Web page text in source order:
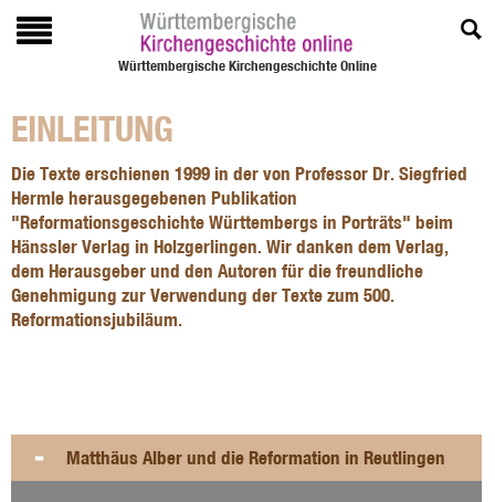
Württembergische Kirchengeschichte Online
EINLEITUNG
Die Texte erschienen 1999 in der von Professor Dr. Siegfried
Hermle herausgegebenen Publikation
"Reformationsgeschichte Württembergs in Porträts" beim
Hänssler Verlag in Holzgerlingen. Wir danken dem Verlag,
dem Herausgeber und den Autoren für die freundliche
Genehmigung zur Verwendung der Texte zum 500.
Reformationsjubiläum.
Matthäus Alber und die Reformation in Reutlingen